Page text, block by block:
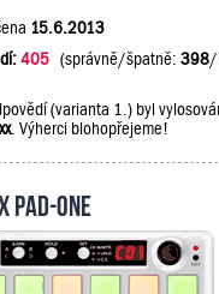
15.6.2013
405 (správně/špatně: 398/
(varianta 1.) byl
. Výherci blohopřejeme!
One